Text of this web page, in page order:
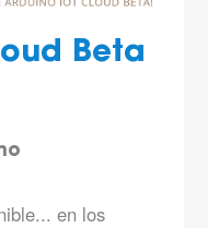
Beta
en los